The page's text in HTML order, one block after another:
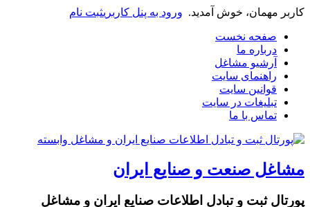
کاربر مهمان، خوش آمدید. ورود به پنل کاربریثبت نام
صفحه نخست
درباره ما
آرشیو مشاغل
راهنمای سایت
قوانین سایت
تبلیغات در سایت
تماس با ما
مشاغل صنعت و صنایع ایران
پورتال ثبت و تبادل اطلاعات صنایع ایران و مشاغل